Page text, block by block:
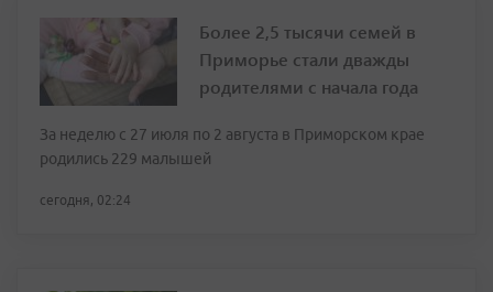
Более 2,5 тысячи семей в
Приморье стали дважды
родителями с начала года
За неделю с 27 июля по 2 августа в Приморском крае
родились 229 малышей
сегодня, 02:24